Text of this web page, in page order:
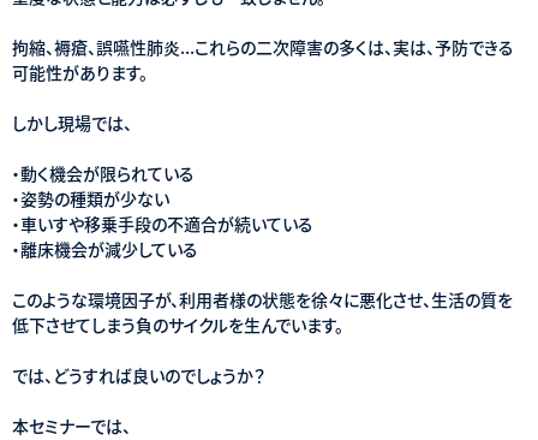
拘縮、褥瘡、誤嚥性肺炎...これらの二次障害の多くは、実は、予防できる
可能性があります。
しかし現場では、
・動く機会が限られている
・姿勢の種類が少ない
・車いすや移乗手段の不適合が続いている
・離床機会が減少している
このような環境因子が、利用者様の状態を徐々に悪化させ、生活の質を
低下させてしまう負のサイクルを生んでいます。
では、どうすれば良いのでしょうか？
本セミナーでは、